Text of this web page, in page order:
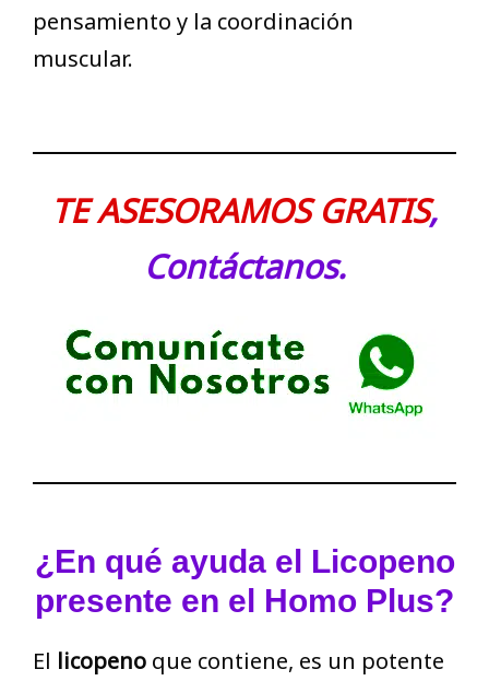
pensamiento y la coordinación
muscular.
TE ASESORAMOS GRATIS,
Contáctanos.
¿En qué ayuda el Licopeno
presente en el Homo Plus?
El licopeno que contiene, es un potente